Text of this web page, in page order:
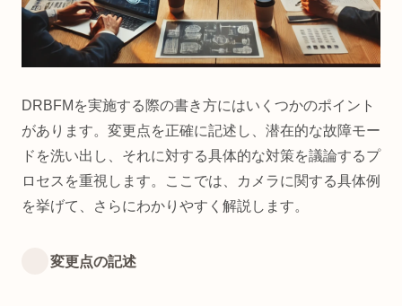
DRBFMを実施する際の書き方にはいくつかのポイント
があります。変更点を正確に記述し、潜在的な故障モー
ドを洗い出し、それに対する具体的な対策を議論するプ
ロセスを重視します。ここでは、カメラに関する具体例
を挙げて、さらにわかりやすく解説します。
変更点の記述